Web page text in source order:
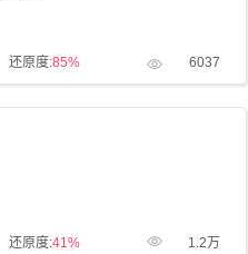
还原度:85% 6037
还原度:41% 1.2万